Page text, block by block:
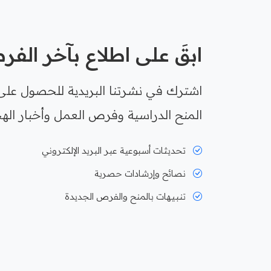
ابقَ على اطلاع بآخر
اشترك في نشرتنا البريدية للحصول
المنح الدراسية وفرص العمل وأخبار
تحديثات أسبوعية عبر البريد الإلكتروني
نصائح وإرشادات حصرية
تنبيهات بالمنح والفرص الجديدة